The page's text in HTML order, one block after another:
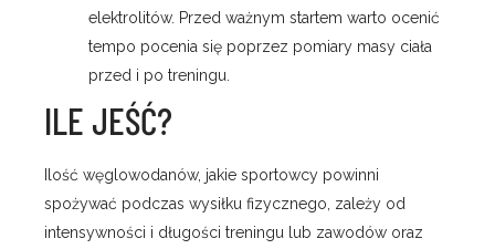
elektrolitów. Przed ważnym startem warto ocenić
tempo pocenia się poprzez pomiary masy ciała
przed i po treningu.
ILE JEŚĆ?
Ilość węglowodanów, jakie sportowcy powinni
spożywać podczas wysiłku fizycznego, zależy od
intensywności i długości treningu lub zawodów oraz